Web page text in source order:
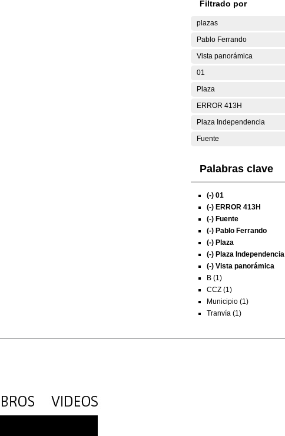
Filtrado por
plazas
Pablo Ferrando
Vista panorámica
01
Plaza
ERROR 413H
Plaza Independencia
Fuente
Palabras clave
(-) 01
(-) ERROR 413H
(-) Fuente
(-) Pablo Ferrando
(-) Plaza
(-) Plaza Independencia
(-) Vista panorámica
B (1)
CCZ (1)
Municipio (1)
Tranvía (1)